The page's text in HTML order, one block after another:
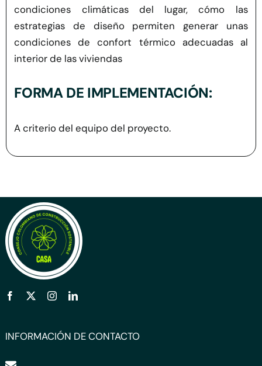
condiciones climáticas del lugar, cómo las
estrategias de diseño permiten generar unas
condiciones de confort térmico adecuadas al
interior de las viviendas
FORMA DE IMPLEMENTACIÓN:
A criterio del equipo del proyecto.
INFORMACIÓN DE CONTACTO